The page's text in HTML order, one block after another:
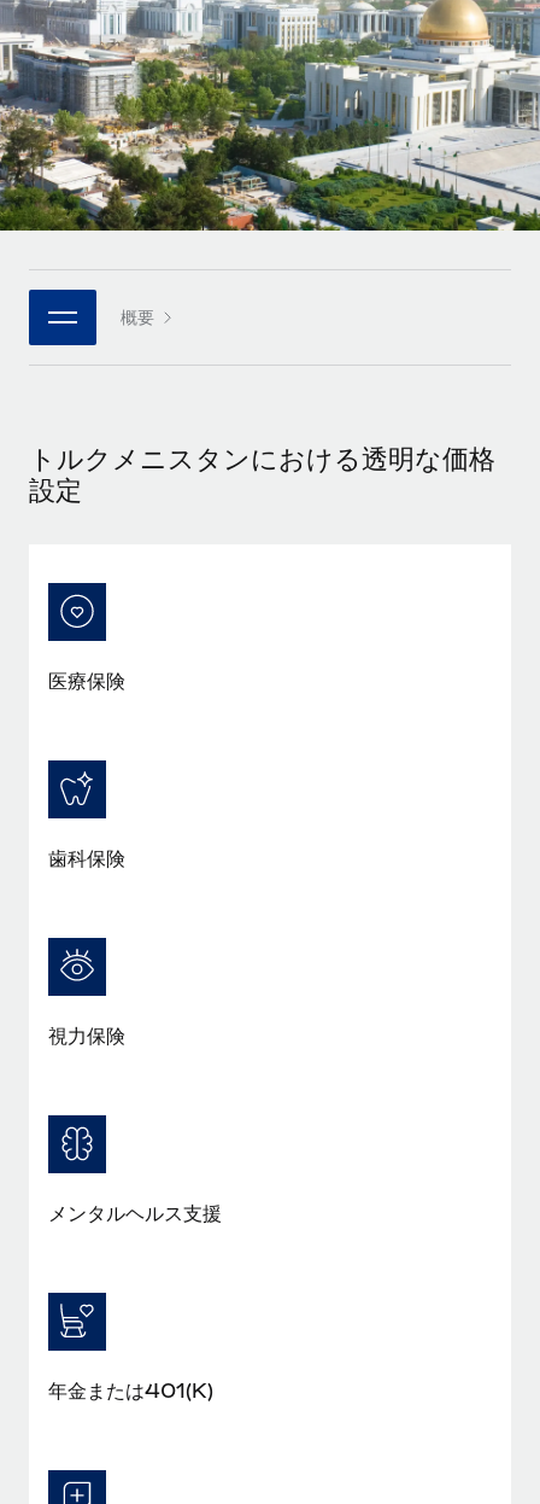
インフラ
Remote統合
人事機能をワークフローにシームレスに統合する
プラットフォーム
チームのための人事の基本機能を内蔵
接続 新しい
当社のMCPを使用して、あらゆるAIツールをRemoteに接続
統合
基本的なビジネスツールを活用して業務プロセスを効率化す
サービス
専門家に相談
バックグラウンドチェック
候補者の選考プロセスをシンプルに
コンプライアンスリスクを先回りして対応
ITデバイスを世界規模で提供・管理
法令順守した法人をスピーディに設立
従業員の異動をスムーズに
福利厚生
成長中の企業向けのアジャイルなグローバルHR・給与処理ソ
リューション
ミッドマーケット
カスタマイズされた人事ソリューションでチームを拡大する
企業
大企業向けのグローバルHR
パートナーに登録
戦略的テクノロジーパートナー
グローバルな人事機能を柔軟に自社プラットフォームへ統合
Remote Build
近日リリース予定
活用事例
REMOTEで学習
リサーチおよびガイド
活用事例
HR用語集
チェックリストおよびテンプレート
職務内容ライブラリ
ウェビナー
イベント
給与・人材情報
すべてのリソースを表示する
ブログ
EORおよびPEO
プラス）
Remoteの使命は、世界のどこにいても、あらゆる規模の企業が
ることです。この数週間で、新しい統合、機能、改良点をリリー
詳細を見る
を保護することは極めて重要です。...
Deutsch
Español
Italiano
Português (Portugal)
日本語
한국어 概要
トルクメニスタンにおける透明な価格
設定
医療保険
歯科保険
視力保険
メンタルヘルス支援
年金または401(K)